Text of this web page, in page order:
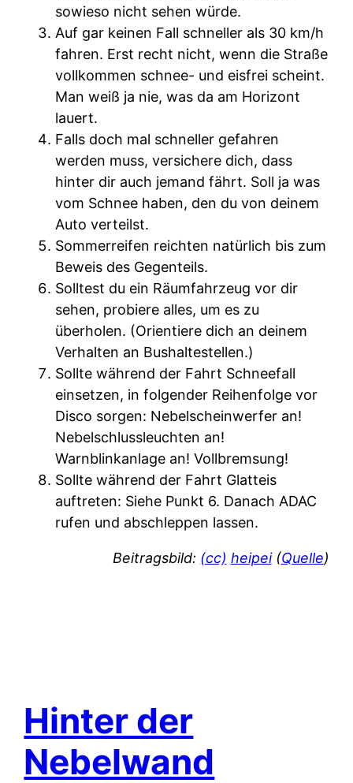
sowieso nicht sehen würde.
Auf gar keinen Fall schneller als 30 km/h
fahren. Erst recht nicht, wenn die Straße
vollkommen schnee- und eisfrei scheint.
Man weiß ja nie, was da am Horizont
lauert.
Falls doch mal schneller gefahren
werden muss, versichere dich, dass
hinter dir auch jemand fährt. Soll ja was
vom Schnee haben, den du von deinem
Auto verteilst.
Sommerreifen reichten natürlich bis zum
Beweis des Gegenteils.
Solltest du ein Räumfahrzeug vor dir
sehen, probiere alles, um es zu
überholen. (Orientiere dich an deinem
Verhalten an Bushaltestellen.)
Sollte während der Fahrt Schneefall
einsetzen, in folgender Reihenfolge vor
Disco sorgen: Nebelscheinwerfer an!
Nebelschlussleuchten an!
Warnblinkanlage an! Vollbremsung!
Sollte während der Fahrt Glatteis
auftreten: Siehe Punkt 6. Danach ADAC
rufen und abschleppen lassen.
Beitragsbild: (cc) heipei(Quelle)
Hinter der
Nebelwand